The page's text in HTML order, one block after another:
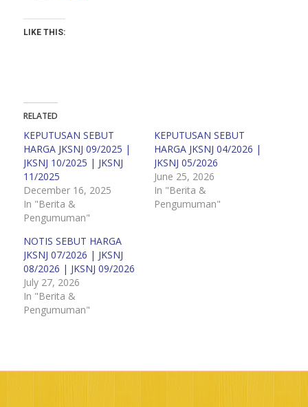
LIKE THIS:
RELATED
KEPUTUSAN SEBUT
HARGA JKSNJ 09/2025 |
JKSNJ 10/2025 | JKSNJ
11/2025
December 16, 2025
In "Berita &
Pengumuman"
KEPUTUSAN SEBUT
HARGA JKSNJ 04/2026 |
JKSNJ 05/2026
June 25, 2026
In "Berita &
Pengumuman"
NOTIS SEBUT HARGA
JKSNJ 07/2026 | JKSNJ
08/2026 | JKSNJ 09/2026
July 27, 2026
In "Berita &
Pengumuman"